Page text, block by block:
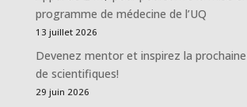
programme de médecine de l’UQ
13 juillet 2026
Devenez mentor et inspirez la
de scientifiques!
29 juin 2026